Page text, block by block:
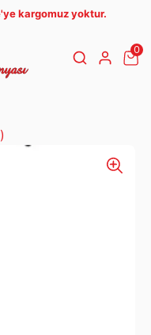
kargomuz yoktur.
0